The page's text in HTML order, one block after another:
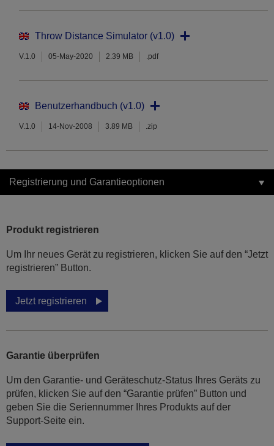
Throw Distance Simulator (v1.0)
V.1.0 05-May-2020 2.39 MB .pdf
Benutzerhandbuch (v1.0)
V.1.0 14-Nov-2008 3.89 MB .zip
Registrierung und Garantieoptionen
Produkt registrieren
Um Ihr neues Gerät zu registrieren, klicken Sie auf den “Jetzt
registrieren” Button.
Jetzt registrieren
Garantie überprüfen
Um den Garantie- und Geräteschutz-Status Ihres Geräts zu
prüfen, klicken Sie auf den “Garantie prüfen” Button und
geben Sie die Seriennummer Ihres Produkts auf der
Support-Seite ein.